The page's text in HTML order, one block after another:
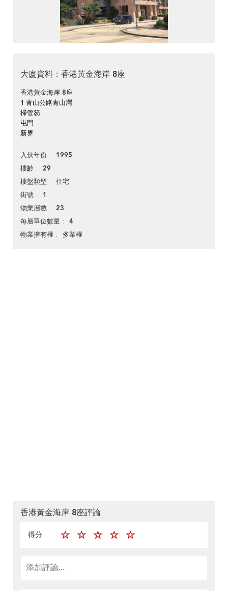
大廈資料：香港黃金海岸 8座
香港黃金海岸 8座
1 青山公路青山灣
掃管笏
屯門
新界
入伙年份 1995
樓齡 29
樓盤類型 住宅
街號 1
物業層數 23
每層單位數量 4
物業擁有權 多業權
香港黃金海岸 8座評論
得分